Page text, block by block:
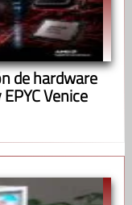
de hardware
Venice